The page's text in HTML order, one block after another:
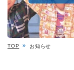
TOP お知らせ